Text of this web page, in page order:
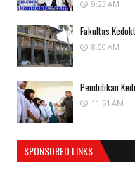
9:23 AM
Fakultas
8:00 AM
Pendidikan
11:51 AM
SPONSORED LINKS